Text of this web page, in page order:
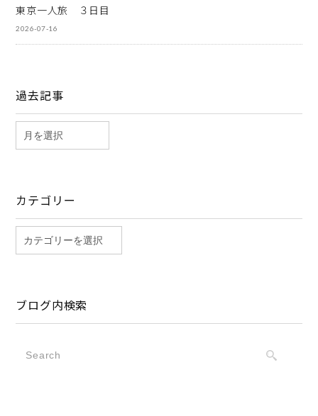
東京一人旅 ３日目
2026-07-16
過去記事
カテゴリー
ブログ内検索